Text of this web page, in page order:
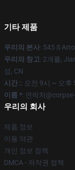
기타 제품
우리의 본사: 545 S
우리의 창고: 2개를,
성, CN
시간 :: 오전 9시 ~ 오후
이름 *: 연락처
우리의 회사
제품 정보
이용 약관
개인 정보 정책
DMCA - 저작권 정책